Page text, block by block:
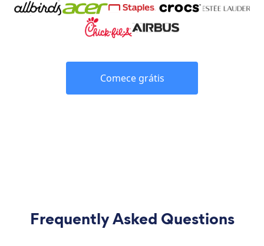
Comece grátis
Frequently Asked Questions